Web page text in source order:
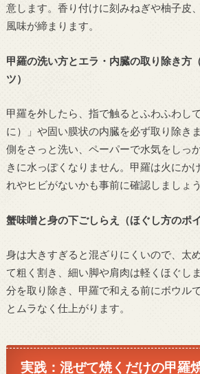
意します。香り付けに刻みねぎや柚子皮
風味が締まります。
甲羅の洗い方とエラ・内臓の取り除き方
ツ）
甲羅を外したら、指で触るとふわふわし
に）」や固い膜状の内臓を必ず取り除き
側をさっと洗い、ペーパーで水気をしっ
きに水っぽくなりません。甲羅は火にか
れやヒビがないかも事前に確認しましょう
蟹味噌と身の下ごしらえ（ほぐし方のポイ
身は大きすぎると混ざりにくいので、太
て粗く割き、細い脚や肩肉は軽くほぐし
分を取り除き、甲羅で和える前にボウル
とムラなく仕上がります。
実践：混ぜて焼くだけの甲羅